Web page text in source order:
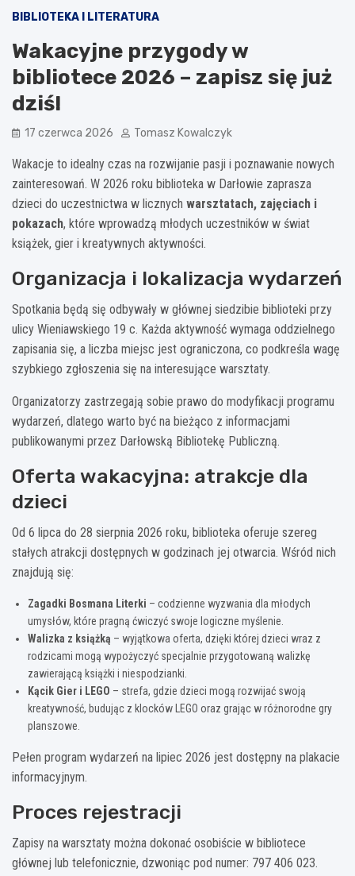
BIBLIOTEKA I LITERATURA
Wakacyjne przygody w
bibliotece 2026 – zapisz się już
dziś!
17 czerwca 2026 Tomasz Kowalczyk
Wakacje to idealny czas na rozwijanie pasji i poznawanie nowych
zainteresowań. W 2026 roku biblioteka w Darłowie zaprasza
dzieci do uczestnictwa w licznych warsztatach, zajęciach i
pokazach, które wprowadzą młodych uczestników w świat
książek, gier i kreatywnych aktywności.
Organizacja i lokalizacja wydarzeń
Spotkania będą się odbywały w głównej siedzibie biblioteki przy
ulicy Wieniawskiego 19 c. Każda aktywność wymaga oddzielnego
zapisania się, a liczba miejsc jest ograniczona, co podkreśla wagę
szybkiego zgłoszenia się na interesujące warsztaty.
Organizatorzy zastrzegają sobie prawo do modyfikacji programu
wydarzeń, dlatego warto być na bieżąco z informacjami
publikowanymi przez Darłowską Bibliotekę Publiczną.
Oferta wakacyjna: atrakcje dla
dzieci
Od 6 lipca do 28 sierpnia 2026 roku, biblioteka oferuje szereg
stałych atrakcji dostępnych w godzinach jej otwarcia. Wśród nich
znajdują się:
Zagadki Bosmana Literki – codzienne wyzwania dla młodych
umysłów, które pragną ćwiczyć swoje logiczne myślenie.
Walizka z książką – wyjątkowa oferta, dzięki której dzieci wraz z
rodzicami mogą wypożyczyć specjalnie przygotowaną walizkę
zawierającą książki i niespodzianki.
Kącik Gier i LEGO – strefa, gdzie dzieci mogą rozwijać swoją
kreatywność, budując z klocków LEGO oraz grając w różnorodne gry
planszowe.
Pełen program wydarzeń na lipiec 2026 jest dostępny na plakacie
informacyjnym.
Proces rejestracji
Zapisy na warsztaty można dokonać osobiście w bibliotece
głównej lub telefonicznie, dzwoniąc pod numer: 797 406 023.